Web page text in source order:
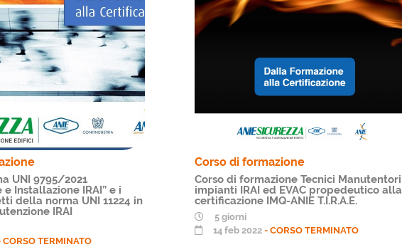
UNI 9795/2021
Installazione IRAI” e i
della norma UNI 11224 in
IRAI
CORSO TERMINATO
Corso di formazione
Corso di formazione Tecnici Manutentori
impianti IRAI ed EVAC propedeutico alla
certificazione IMQ-ANIE T.I.R.A.E.
5 giorni
14 feb 2022 - CORSO TERMINATO